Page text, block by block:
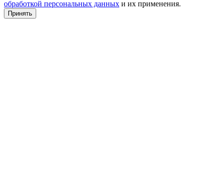
обработкой персональных данных и их применения.
Принять